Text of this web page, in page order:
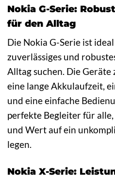
Nokia G-Serie:
für den Alltag
Die Nokia G-Serie ist
zuverlässiges und
Alltag suchen. Die Geräte
eine lange Akkulaufzeit,
und eine einfache
perfekte Begleiter für
und Wert auf ein
legen.
Nokia X-Serie: